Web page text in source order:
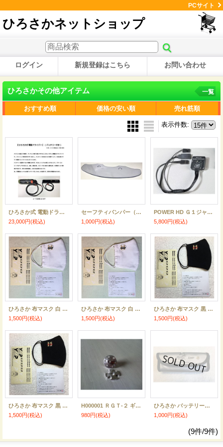
PCサイト
ひろさかネットショップ
ログイン 新規登録はこちら お問い合わせ
ひろさかその他アイテム 一覧
おすすめ順 価格の安い順 売れ筋順
表示件数:
ひろさか式 電動ドライバー (バッテリー付き)受注生産品
23,000円(税込)
セーフティバンパー（クリアタイプ）
1,000円(税込)
POWER HD Ｇ１ジャイロ
5,800円(税込)
ひろさか 布マスク 白 Lサイズ
1,500円(税込)
ひろさか 布マスク 白 Mサイズ
1,500円(税込)
ひろさか 布マスク 黒 Lサイズ
1,500円(税込)
ひろさか 布マスク 黒 Mサイズ
1,500円(税込)
H000001 ＲＧＴ-２ ギアアダプター（ひろさかギア用）
980円(税込)
ひろさか バッテリーセーフティーバッグ
1,000円(税込)
(9件/9件)